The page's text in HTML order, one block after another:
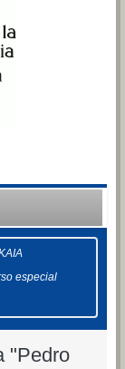
especial
"Pedro